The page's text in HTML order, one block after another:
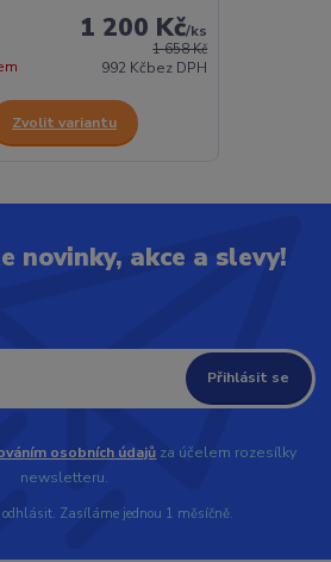
1 658 Kč
1 200 Kč/ks
992 Kčbez DPH
Zvolit variantu
novinky, akce a slevy!
Přihlásit se
osobních údajů za účelem rozesílky
newsletteru.
odhlásit. Zasíláme jednou 1 měsíčně.